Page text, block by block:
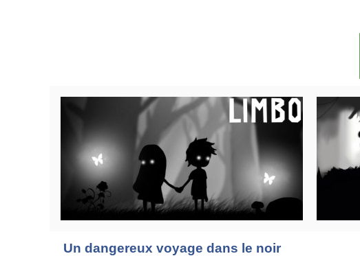
Un dangereux voyage dans le noir